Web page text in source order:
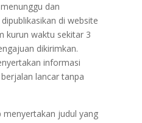
dan
di website
kurun waktu sekitar 3
dikirimkan.
informasi
lancar tanpa
menyertakan judul yang